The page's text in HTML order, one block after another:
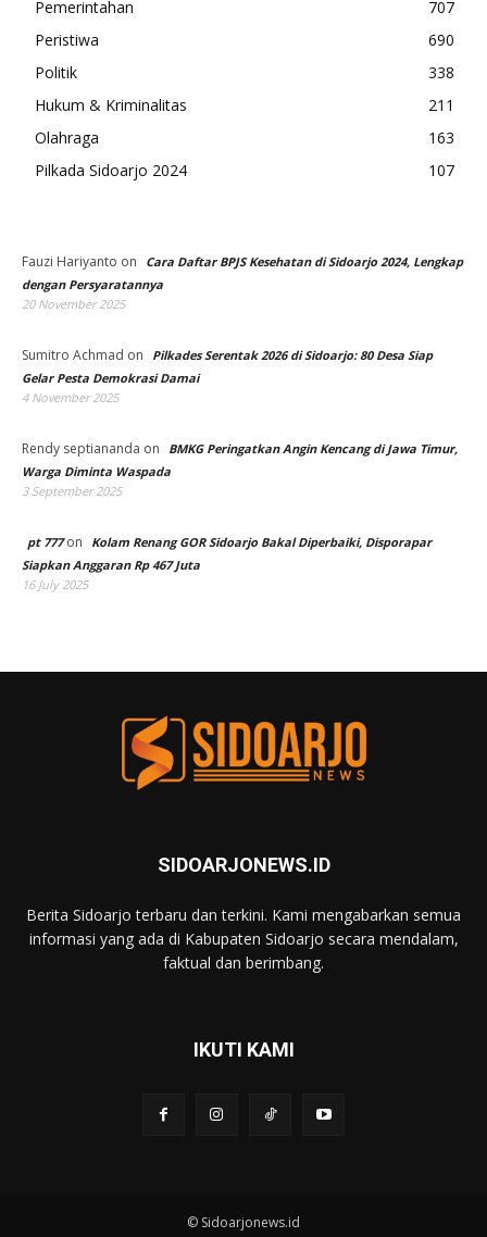
Pemerintahan
707
Peristiwa
690
Politik
338
Hukum & Kriminalitas
211
Olahraga
163
Pilkada Sidoarjo 2024
107
Fauzi Hariyanto on
Cara Daftar BPJS Kesehatan di Sidoarjo 2024, Lengkap
dengan Persyaratannya
20 November 2025
Sumitro Achmad on
Pilkades Serentak 2026 di Sidoarjo: 80 Desa Siap
Gelar Pesta Demokrasi Damai
4 November 2025
Rendy septiananda on
BMKG Peringatkan Angin Kencang di Jawa Timur,
Warga Diminta Waspada
3 September 2025
pt 777on
Kolam Renang GOR Sidoarjo Bakal Diperbaiki, Disporapar
Siapkan Anggaran Rp 467 Juta
16 July 2025
SIDOARJONEWS.ID
Berita Sidoarjo terbaru dan terkini. Kami mengabarkan semua
informasi yang ada di Kabupaten Sidoarjo secara mendalam,
faktual dan berimbang.
IKUTI KAMI
© Sidoarjonews.id